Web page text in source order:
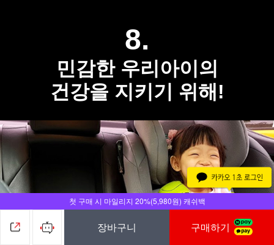
첫 구매 시 마일리지 20%(5,980원) 캐쉬백
장바구니 구매하기
8.
민감한 우리아이의
건강을 지키기 위해!